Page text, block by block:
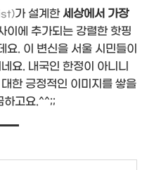
가 설계한 세상에서 가장
이에 추가되는 강렬한 핫핑
. 이 변신을 서울 시민들이
요. 내국인 한정이 아니니
한 긍정적인 이미지를 쌓을
하고요.^^;;